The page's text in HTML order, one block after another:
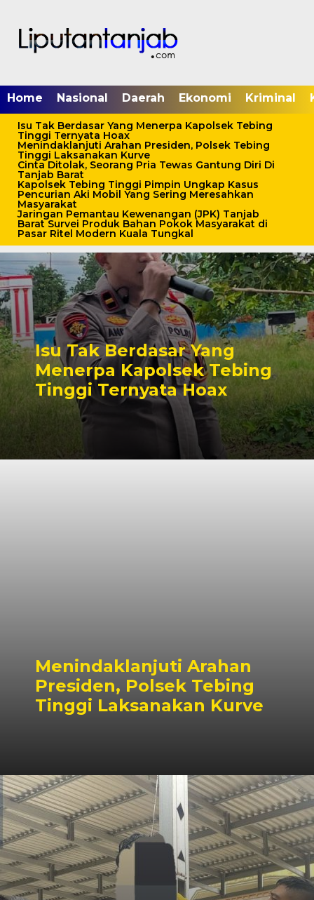
Home Nasional Daerah Ekonomi Kriminal
Isu Tak Berdasar Yang Menerpa Kapolsek Tebing
Tinggi Ternyata Hoax
Menindaklanjuti Arahan Presiden, Polsek Tebing
Tinggi Laksanakan Kurve
Cinta Ditolak, Seorang Pria Tewas Gantung Diri Di
Tanjab Barat
Kapolsek Tebing Tinggi Pimpin Ungkap Kasus
Pencurian Aki Mobil Yang Sering Meresahkan
Masyarakat
Jaringan Pemantau Kewenangan (JPK) Tanjab
Barat Survei Produk Bahan Pokok Masyarakat di
Pasar Ritel Modern Kuala Tungkal
Isu Tak Berdasar Yang
Menerpa Kapolsek Tebing
Tinggi Ternyata Hoax
Menindaklanjuti Arahan
Presiden, Polsek Tebing
Tinggi Laksanakan Kurve